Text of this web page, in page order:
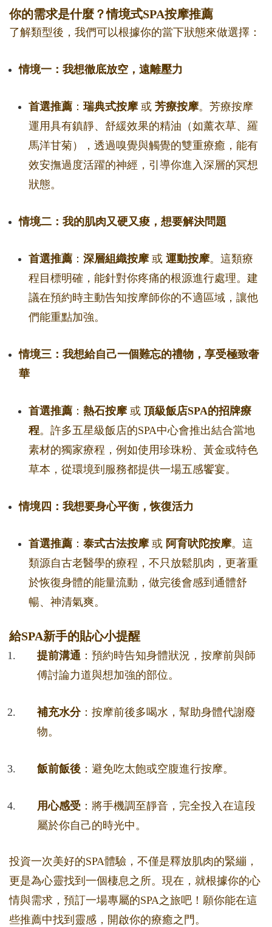
你的需求是什麼？情境式SPA按摩推薦
了解類型後，我們可以根據你的當下狀態來做選擇：
情境一：我想徹底放空，遠離壓力
首選推薦 ： 瑞典式按摩或 芳療按摩。芳療按摩
運用具有鎮靜、舒緩效果的精油（如薰衣草、羅
馬洋甘菊），透過嗅覺與觸覺的雙重療癒，能有
效安撫過度活躍的神經，引導你進入深層的冥想
狀態。
情境二：我的肌肉又硬又痠，想要解決問題
首選推薦 ： 深層組織按摩或 運動按摩。這類療
程目標明確，能針對你疼痛的根源進行處理。建
議在預約時主動告知按摩師你的不適區域，讓他
們能重點加強。
情境三：我想給自己一個難忘的禮物，享受極致奢
華
首選推薦 ： 熱石按摩或 頂級飯店SPA的招牌療
程。許多五星級飯店的SPA中心會推出結合當地
素材的獨家療程，例如使用珍珠粉、黃金或特色
草本，從環境到服務都提供一場五感饗宴。
情境四：我想要身心平衡，恢復活力
首選推薦 ： 泰式古法按摩或 阿育吠陀按摩。這
類源自古老醫學的療程，不只放鬆肌肉，更著重
於恢復身體的能量流動，做完後會感到通體舒
暢、神清氣爽。
給SPA新手的貼心小提醒
提前溝通 ：預約時告知身體狀況，按摩前與師
傅討論力道與想加強的部位。
補充水分：按摩前後多喝水，幫助身體代謝廢
物。
飯前飯後 ：避免吃太飽或空腹進行按摩。
用心感受 ：將手機調至靜音，完全投入在這段
屬於你自己的時光中。
投資一次美好的SPA體驗，不僅是釋放肌肉的緊繃，
更是為心靈找到一個棲息之所。現在，就根據你的心
情與需求，預訂一場專屬的SPA之旅吧！願你能在這
些推薦中找到靈感，開啟你的療癒之門。